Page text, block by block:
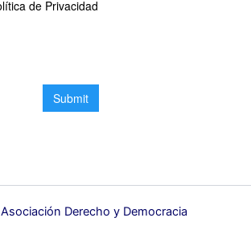
Asociación Derecho y Democracia